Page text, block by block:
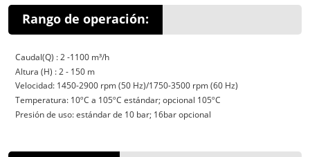
Rango de operación:
Caudal(Q) : 2 -1100 m³/h
Altura (H) : 2 - 150 m
Velocidad: 1450-2900 rpm (50 Hz)/1750-3500 rpm (60 Hz)
Temperatura: 10ºC a 105ºC estándar; opcional 105ºC
Presión de uso: estándar de 10 bar; 16bar opcional